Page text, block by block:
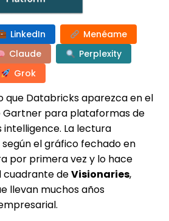
LinkedIn
Menéame
Claude
Perplexity
Grok
que Databricks aparezca en el
Gartner para plataformas de
intelligence. La lectura
el gráfico fechado en
por primera vez y lo hace
deVisionaries,
llevan muchos años